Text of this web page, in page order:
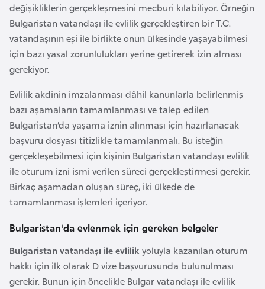
değişikliklerin gerçekleşmesini mecburi kılabiliyor. Örneğin
Bulgaristan vatandaşı ile evlilik gerçekleştiren bir T.C.
vatandaşının eşi ile birlikte onun ülkesinde yaşayabilmesi
için bazı yasal zorunlulukları yerine getirerek izin alması
gerekiyor.
Evlilik akdinin imzalanması dâhil kanunlarla belirlenmiş
bazı aşamaların tamamlanması ve talep edilen
Bulgaristan’da yaşama iznin alınması için hazırlanacak
başvuru dosyası titizlikle tamamlanmalı. Bu isteğin
gerçekleşebilmesi için kişinin Bulgaristan vatandaşı evlilik
ile oturum izni ismi verilen süreci gerçekleştirmesi gerekir.
Birkaç aşamadan oluşan süreç, iki ülkede de
tamamlanması işlemleri içeriyor.
Bulgaristan'da evlenmek için gereken belgeler
Bulgaristan vatandaşı ile evlilik yoluyla kazanılan oturum
hakkı için ilk olarak D vize başvurusunda bulunulması
gerekir. Bunun için öncelikle Bulgar vatandaşı ile evlilik
B
a
n
g
a
d
e
ş
B
e
l
a
u
s